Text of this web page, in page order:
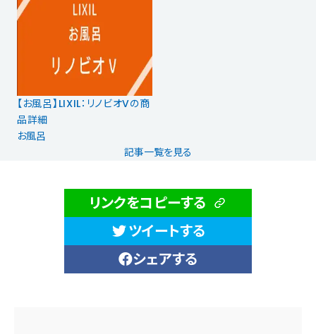
【お風呂】LIXIL：リノビオVの商
品詳細
お風呂
記事一覧を見る
リンクをコピーする
ツイートする
シェアする